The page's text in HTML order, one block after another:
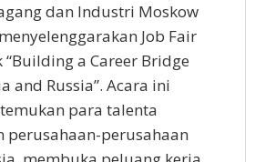
dan Industri Moskow
Job Fair
a Career Bridge
and Russia”. Acara ini
para talenta
perusahaan-perusahaan